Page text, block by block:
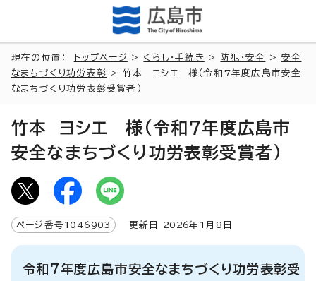
現在の位置： トップページ > くらし・手続き > 防犯・安全 >安全
なまちづくり功労表彰 > 竹本 ヨシエ 様（令和7年度広島市安全
なまちづくり功労表彰受賞者）
竹本 ヨシエ 様（令和7年度広島市
安全なまちづくり功労表彰受賞者）
ページ番号 1046903 更新日 2026年1月8日
令和7年度広島市安全なまちづくり功労表彰受